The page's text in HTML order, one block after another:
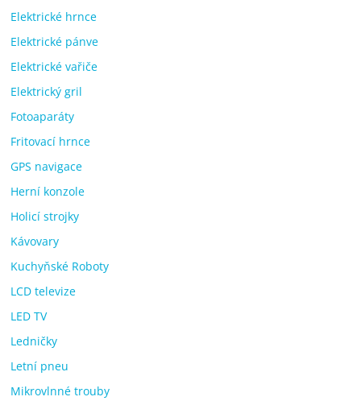
Elektrické hrnce
Elektrické pánve
Elektrické vařiče
Elektrický gril
Fotoaparáty
Fritovací hrnce
GPS navigace
Herní konzole
Holicí strojky
Kávovary
Kuchyňské Roboty
LCD televize
LED TV
Ledničky
Letní pneu
Mikrovlnné trouby